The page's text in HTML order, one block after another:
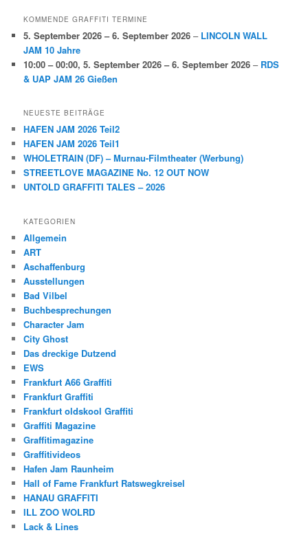
KOMMENDE GRAFFITI TERMINE
5. September 2026 – 6. September 2026 – LINCOLN WALL
JAM 10 Jahre
10:00 – 00:00,5. September 2026 – 6. September 2026 – RDS
& UAP JAM 26 Gießen
NEUESTE BEITRÄGE
HAFEN JAM 2026 Teil2
HAFEN JAM 2026 Teil1
WHOLETRAIN (DF) – Murnau-Filmtheater (Werbung)
STREETLOVE MAGAZINE No. 12 OUT NOW
UNTOLD GRAFFITI TALES – 2026
KATEGORIEN
Allgemein
ART
Aschaffenburg
Ausstellungen
Bad Vilbel
Buchbesprechungen
Character Jam
City Ghost
Das dreckige Dutzend
EWS
Frankfurt A66 Graffiti
Frankfurt Graffiti
Frankfurt oldskool Graffiti
Graffiti Magazine
Graffitimagazine
Graffitivideos
Hafen Jam Raunheim
Hall of Fame Frankfurt Ratswegkreisel
HANAU GRAFFITI
ILL ZOO WOLRD
Lack & Lines